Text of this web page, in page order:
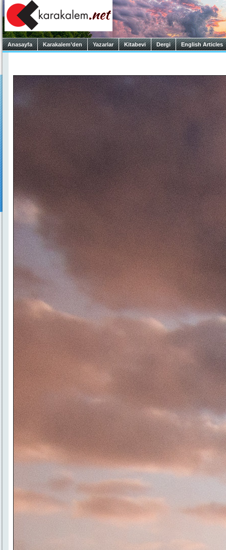
Anasayfa Karakalem’den Yazarlar Kitabevi Dergi English Articles